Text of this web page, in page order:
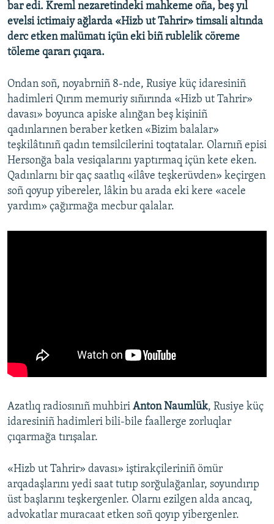
bar edi. Kreml nezaretindeki mahkeme oña, beş yıl
evelsi ictimaiy ağlarda «Hizb ut Tahrir» timsali altında
derc etken malümatı içün eki biñ rublelik cöreme
töleme qararı çıqara.
Ondan soñ, noyabrniñ 8-nde, Rusiye küç idaresiniñ
hadimleri Qırım memuriy sıñırında «Hizb ut Tahrir»
davası» boyunca apiske alınğan beş kişiniñ
qadınlarınen beraber ketken «Bizim balalar»
teşkilâtınıñ qadın temsilcilerini toqtatalar. Olarnıñ episi
Hersonğa bala vesiqalarını yaptırmaq içün kete eken.
Qadınlarnı bir qaç saatlıq «ilâve teşkerüvden» keçirgen
soñ qoyup yibereler, lâkin bu arada eki kere «acele
yardım» çağırmağa mecbur qalalar.
Azatlıq radiosınıñ muhbiri Anton Naumlük, Rusiye küç
idaresiniñ hadimleri bili-bile faallerge zorluqlar
çıqarmağa tırışalar.
«Hizb ut Tahrir» davası» iştirakçileriniñ ömür
arqadaşlarını yedi saat tutıp sorğulağanlar, soyundırıp
üst başlarını teşkergenler. Olarnı ezilgen alda ancaq,
advokatlar muracaat etken soñ qoyıp yibergenler.